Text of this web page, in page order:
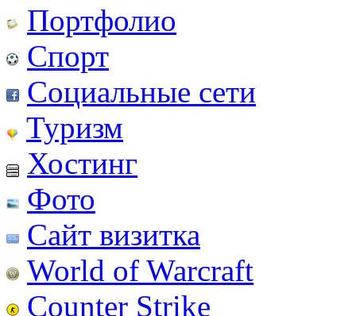
Портфолио
Спорт
Социальные сети
Туризм
Хостинг
Фото
Сайт визитка
World of Warcraft
Counter Strike